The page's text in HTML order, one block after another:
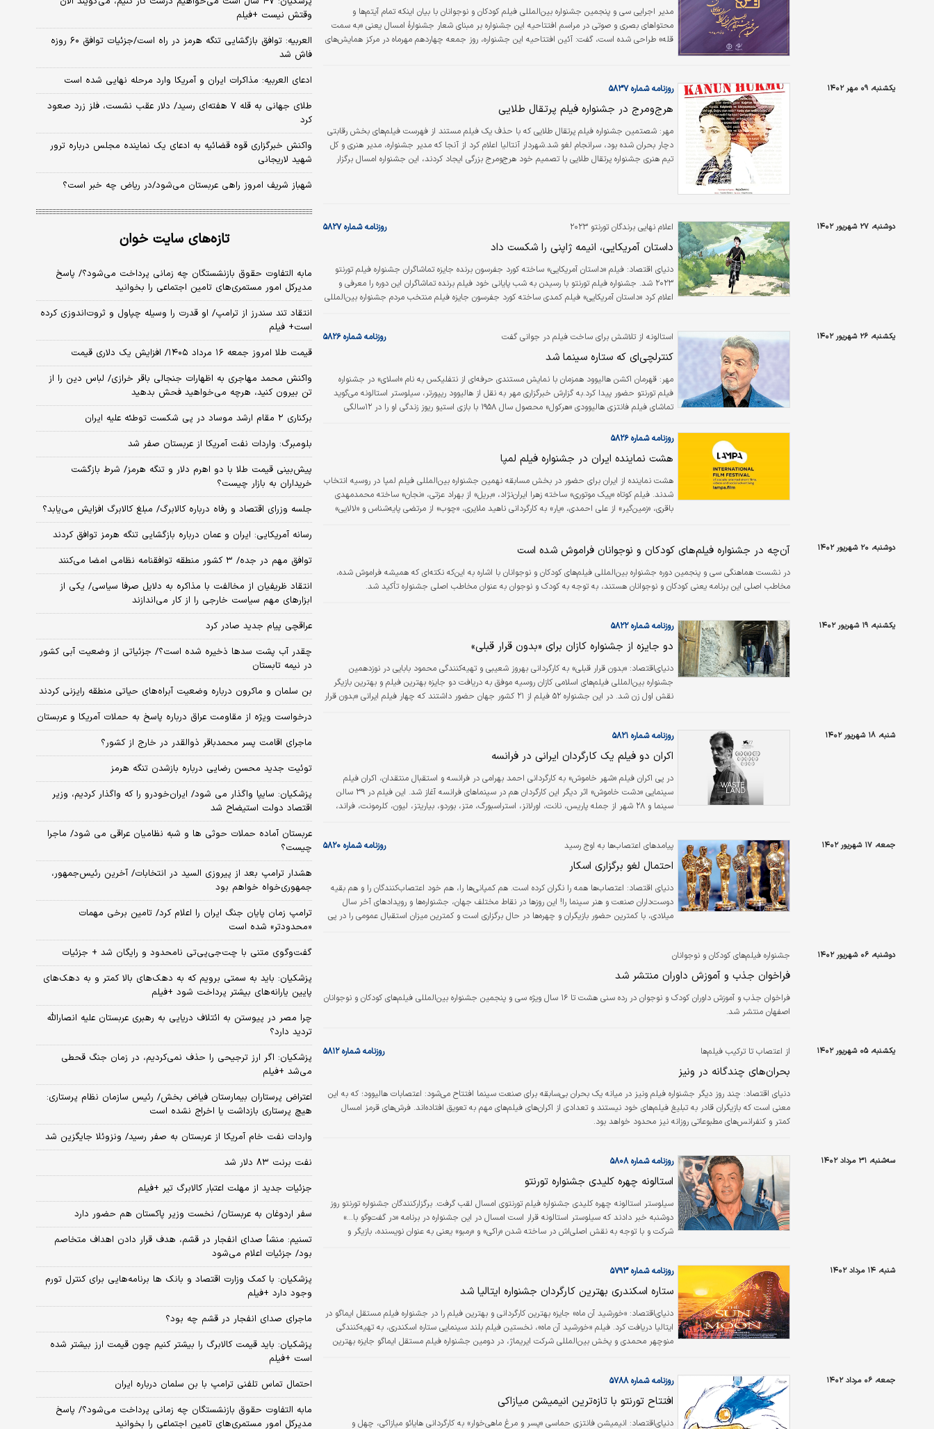
مدیر اجرایی سی و پنجمین جشنواره بین‌المللی فیلم کودکان و نوجوانان با بیان اینکه تمام آیتم‌ها و
محتواهای بصری و صوتی در مراسم افتتاحیه این جشنواره بر مبنای شعار جشنوارۀ امسال یعنی «به سمت
قله» طراحی شده است، گفت: آئین افتتاحیه این جشنواره، روز جمعه چهاردهم مهرماه در مرکز همایش‌های
یکشنبه، ۰۹ مهر ۱۴۰۲ روزنامه شماره ۵۸۳۷
هرج‌ومرج در جشنواره فیلم پرتقال طلایی
مهر: شصتمین جشنواره فیلم پرتقال طلایی که با حذف یک فیلم مستند از فهرست فیلم‌های بخش رقابتی
دچار بحران شده بود، سرانجام لغو شد.شهردار آنتالیا اعلام کرد از آنجا که مدیر جشنواره، مدیر هنری و کل
تیم هنری جشنواره پرتقال طلایی با تصمیم خود هرج‌و‌مرج بزرگی ایجاد کردند، این جشنواره امسال برگزار
دوشنبه، ۲۷ شهریور ۱۴۰۲ اعلام نهایی برندگان تورنتو ۲۰۲۳ روزنامه شماره ۵۸۲۷
داستان آمریکایی، انیمه ژاپنی را شکست داد
دنیای اقتصاد: فیلم «داستان آمریکایی» ساخته کورد جفرسون برنده جایزه تماشاگران جشنواره فیلم تورنتو
۲۰۲۳ شد. جشنواره فیلم تورنتو با رسیدن به شب پایانی خود فیلم برنده تماشاگران این دوره را معرفی و
اعلام کرد «داستان آمریکایی» فیلم کمدی ساخته کورد جفرسون جایزه فیلم منتخب مردم جشنواره بین‌المللی
انیمیشن «پسر و مرغ‌ ماهی‌خوار» ساخته…
یکشنبه، ۲۶ شهریور ۱۴۰۲ استالونه از تلاشش برای ساخت فیلم در جوانی گفت روزنامه شماره ۵۸۲۶
کنترلچی‌‌ای که ستاره سینما شد
مهر: قهرمان اکشن هالیوود همزمان با نمایش مستندی حرفه‌ای از نتفلیکس به نام «اسلای» در جشنواره
فیلم تورنتو حضور پیدا کرد.به گزارش خبرگزاری مهر به نقل از هالیوود ریپورتر، سیلوستر استالونه می‌گوید
تماشای فیلم فانتزی هالیوودی «هرکول» محصول سال ۱۹۵۸ با بازی استیو ریوز زندگی او را در ۱۲سالگی
بزرگ شدم اما دیالوگ‌ها به اندازه تلاش فیزیکی واقعی برای غلبه بر مشکلات مرا تحت‌تاثیر قرار نمی‌دادند.
روزنامه شماره ۵۸۲۶
هشت نماینده ایران در جشنواره فیلم لمپا
هشت نماینده از ایران برای حضور در بخش مسابقه نهمین جشنواره بین‌المللی فیلم لمپا در روسیه انتخاب
شدند. فیلم کوتاه «پیک موتوری» ساخته زهرا ایران‌نژاد، «بریل»‌ از بهراد عزتی،‌ «نجان» ساخته محمد‌مهدی
باقری،‌ «زمین‌گیر» از علی احمدی، «یار» به کارگردانی ناهید ملایری، «چوب‌» از مرتضی پایه‌شناس و «لالایی»
جمله…
دوشنبه، ۲۰ شهریور ۱۴۰۲ آن‌چه در جشنواره فیلم‌های کودکان و نوجوانان فراموش شده است
در نشست هماهنگی سی و پنجمین دوره جشنواره بین‌المللی فیلم‌های کودکان و نوجوانان با اشاره به این‌که نکته‌ای که همیشه فراموش شده،
مخاطب اصلی این برنامه یعنی کودکان و نوجوانان هستند، به توجه به کودک و نوجوان به عنوان مخاطب اصلی جشنواره تأکید شد.
یکشنبه، ۱۹ شهریور ۱۴۰۲ روزنامه شماره ۵۸۲۲
دو جایزه از جشنواره کازان برای «بدون قرار قبلی»
دنیای‌اقتصاد: «بدون قرار قبلی» به کارگردانی بهروز شعیبی و تهیه‌کنندگی محمود بابایی در نوزدهمین
جشنواره بین‌المللی فیلم‌های اسلامی کازان روسیه موفق به دریافت دو جایزه بهترین فیلم و بهترین بازیگر
نقش اول زن شد. در این جشنواره ۵۲ فیلم از ۲۱ کشور جهان حضور داشتند که چهار فیلم ایرانی «بدون قرار
مهدی زمانپور کیاسری در بخش مستند…
شنبه، ۱۸ شهریور ۱۴۰۲ روزنامه شماره ۵۸۲۱
اکران دو فیلم یک کارگردان ایرانی در فرانسه
در پی اکران فیلم «شهر خاموش» به کارگردانی احمد بهرامی در فرانسه و استقبال منتقدان، اکران فیلم
سینمایی «دشت خاموش» اثر دیگر این کارگردان هم در سینماهای فرانسه آغاز شد. این فیلم در ۳۹ سالن
سینما و ۲۸ شهر از جمله پاریس، نانت، اورلانز، استراسبورگ، متز، بوردو، بیاریتز، لیون، کلرمونت، فراند،
جمعه، ۱۷ شهریور ۱۴۰۲ پیامدهای اعتصاب‌ها به اوج رسید روزنامه شماره ۵۸۲۰
احتمال لغو برگزاری اسکار
دنیای اقتصاد: اعتصاب‌ها همه را نگران کرده است. هم کمپانی‌ها را، هم خود اعتصاب‌کنندگان را و هم بقیه
دوست‌داران صنعت و هنر سینما را! این روزها در نقاط مختلف جهان، جشنواره‌ها و رویدادهای آخر سال
میلادی، با کمترین حضور بازیگران و چهره‌ها در حال برگزاری است و کمترین میزان استقبال عمومی را در پی
دوشنبه، ۰۶ شهریور ۱۴۰۲ جشنواره فیلم‌های کودکان و نوجوانان
فراخوان جذب و آموزش داوران منتشر شد
فراخوان جذب و آموزش داوران کودک و نوجوان در رده سنی هشت تا ۱۶ سال ویژه سی‌ و پنجمین جشنواره بین‌المللی فیلم‌های کودکان و نوجوانان
اصفهان منتشر شد.
یکشنبه، ۰۵ شهریور ۱۴۰۲ از اعتصاب تا ترکیب فیلم‌ها روزنامه شماره ۵۸۱۲
بحران‌های چندگانه در ونیز
دنیای اقتصاد: چند روز دیگر جشنواره فیلم ونیز در میانه یک بحران بی‌سابقه برای صنعت سینما افتتاح می‌شود: اعتصابات هالیوود؛ که به این
معنی است که بازیگران قادر به تبلیغ فیلم‌های خود نیستند و تعدادی از اکران‌های فیلم‌های مهم به تعویق افتاده‌اند. فرش‌های قرمز امسال
کمتر و کنفرانس‌های مطبوعاتی روزانه نیز محدود خواهد بود.
سه‌شنبه، ۳۱ مرداد ۱۴۰۲ روزنامه شماره ۵۸۰۸
استالونه چهره‌ کلیدی جشنواره تورنتو
سیلوستر استالونه چهره‌ کلیدی جشنواره فیلم تورنتوی امسال لقب گرفت. برگزارکنندگان جشنواره تورنتو روز
دوشنبه خبر دادند که سیلوستر استالونه قرار است امسال در این جشنواره در برنامه «در گفت‌وگو با...»
شرکت و با توجه به نقش اصلی‌اش در ساخته شدن «راکی» ‌و «رمبو» یعنی به عنوان نویسنده، بازیگر و
شنبه، ۱۴ مرداد ۱۴۰۲ روزنامه شماره ۵۷۹۳
ستاره اسکندری بهترین کارگردان جشنواره ایتالیا شد
دنیای‌اقتصاد: «خورشید آن‌ ماه» جایزه بهترین کارگردانی و بهترین فیلم را در جشنواره فیلم مستقل ایماگو در
ایتالیا دریافت کرد. فیلم «خورشید آن ماه»، نخستین فیلم بلند سینمایی ستاره اسکندری، به تهیه‌کنندگی
منوچهر محمدی و پخش بین‌المللی شرکت ایریماژ، در دومین جشنواره فیلم مستقل ایماگو جایزه بهترین
جمعه، ۰۶ مرداد ۱۴۰۲ روزنامه شماره ۵۷۸۸
افتتاح تورنتو با تازه‌ترین انیمیشن میازاکی
دنیای‌اقتصاد: انیمیشن فانتزی حماسی «پسر و مرغ ماهی‌خوار» به کارگردانی هایائو میازاکی، چهل و
وقتش نیست +فیلم
العربیه: توافق بازگشایی تنگه هرمز در راه است/جزئیات توافق ۶۰ روزه
فاش شد
ادعای العربیه: مذاکرات ایران و آمریکا وارد مرحله نهایی شده است
طلای جهانی به قله ۷ هفته‌ای رسید/ دلار عقب نشست، فلز زرد صعود
کرد
واکنش خبرگزاری قوه قضائیه به ادعای یک نماینده مجلس درباره ترور
شهید لاریجانی
شهباز شریف امروز راهی عربستان می‌شود/در ریاض چه خبر است؟
تازه‌های سایت خوان
مابه التفاوت حقوق بازنشستگان چه زمانی پرداخت می‌شود؟/ پاسخ
مدیرکل امور مستمری‌های تامین اجتماعی را بخوانید
انتقاد تند سندرز از ترامپ/ او قدرت را وسیله چپاول و ثروت‌اندوزی کرده
است+ فیلم
قیمت طلا امروز جمعه ۱۶ مرداد ۱۴۰۵/ افزایش یک دلاری قیمت
واکنش محمد مهاجری به اظهارات جنجالی باقر خرازی/ لباس دین را از
تن بیرون کنید، هرچه می‌خواهید فحش بدهید
برکناری ۲ مقام‌ ارشد موساد در پی شکست توطئه علیه ایران
بلومبرگ: واردات نفت آمریکا از عربستان صفر شد
پیش‌بینی قیمت طلا با دو اهرم دلار و تنگه هرمز/ شرط بازگشت
خریداران به بازار چیست؟
جلسه وزرای اقتصاد و رفاه درباره کالابرگ/ مبلغ کالابرگ افزایش می‌یابد؟
رسانه آمریکایی: ایران و عمان درباره بازگشایی تنگه هرمز توافق کردند
توافق مهم در جده/ ۳ کشور منطقه توافقنامه نظامی امضا می‌کنند
انتقاد ظریفیان از مخالفت با مذاکره به دلایل صرفا سیاسی/ یکی از
ابزارهای مهم سیاست خارجی را از کار می‌اندازند
عراقچی پیام جدید صادر کرد
چقدر آب پشت سدها ذخیره شده است؟/ جزئیاتی از وضعیت آبی کشور
در نیمه تابستان
بن سلمان و ماکرون درباره وضعیت آبراه‌های حیاتی منطقه رایزنی کردند
درخواست ویژه از مقاومت عراق درباره پاسخ به حملات آمریکا و عربستان
ماجرای اقامت پسر محمدباقر ذوالقدر در خارج از کشور؟
توئیت جدید محسن رضایی درباره بازشدن تنگه هرمز
پزشکیان: سایپا واگذار می شود/ ایران‌خودرو را که واگذار کردیم، وزیر
اقتصاد دولت استیضاح شد
عربستان آماده حملات حوثی ها و شبه نظامیان عراقی می شود/ ماجرا
چیست؟
هشدار ترامپ بعد از پیروزی السید در انتخابات/ آخرین رئیس‌جمهور،
جمهوری‌خواه خواهم بود
ترامپ زمان پایان جنگ ایران را اعلام کرد/ تامین برخی مهمات
«محدودتر» شده است
گفت‌وگوی متنی با چت‌جی‌پی‌تی نامحدود و رایگان شد + جزئیات
پزشکیان: باید به سمتی برویم که به دهک‌های بالا کمتر و به دهک‌های
پایین یارانه‌های بیشتر پرداخت شود +فیلم
چرا مصر در پیوستن به ائتلاف دریایی به رهبری عربستان علیه انصارالله
تردید دارد؟
پزشکیان: اگر ارز ترجیحی را حذف نمی‌کردیم، در زمان جنگ قحطی
می‌شد +فیلم
اعتراض پرستاران بیمارستان فیاض بخش/ رئیس سازمان نظام پرستاری:
هیچ پرستاری بازداشت یا اخراج نشده است
واردات نفت خام آمریکا از عربستان به صفر رسید/ ونزوئلا جایگزین شد
نفت برنت ۸۳ دلار شد
جزئیات جدید از مهلت اعتبار کالابرگ تیر +فیلم
سفر اردوغان به عربستان/ نخست وزیر پاکستان هم حضور دارد
تسنیم: منشأ صدای انفجار در قشم، هدف قرار دادن اهداف متخاصم
بود/ جزئیات اعلام می‌شود
پزشکیان: با کمک وزارت اقتصاد و بانک ها برنامه‌هایی برای کنترل تورم
وجود دارد +فیلم
ماجرای صدای انفجار در قشم چه بود؟
پزشکیان: باید قیمت کالابرگ را بیشتر کنیم چون قیمت ارز بیشتر شده
است +فیلم
احتمال تماس تلفنی ترامپ با بن سلمان درباره ایران
مابه التفاوت حقوق بازنشستگان چه زمانی پرداخت می‌شود؟/ پاسخ
مدیرکل امور مستمری‌های تامین اجتماعی را بخوانید